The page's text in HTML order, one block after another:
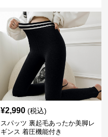
¥2,990 (税込)
スパッツ 裏起毛あったか美脚レ
ギンス 着圧機能付き